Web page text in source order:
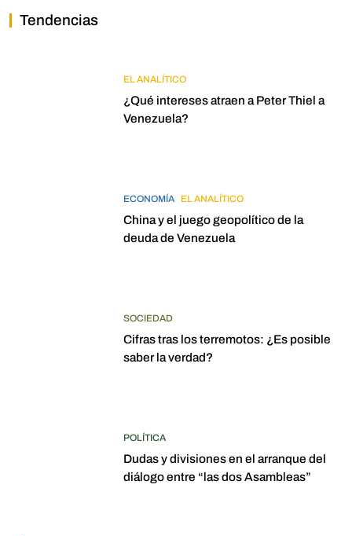
Tendencias
EL ANALÍTICO
¿Qué intereses atraen a Peter Thiel a
Venezuela?
ECONOMÍA EL ANALÍTICO
China y el juego geopolítico de la
deuda de Venezuela
SOCIEDAD
Cifras tras los terremotos: ¿Es posible
saber la verdad?
POLÍTICA
Dudas y divisiones en el arranque del
diálogo entre “las dos Asambleas”